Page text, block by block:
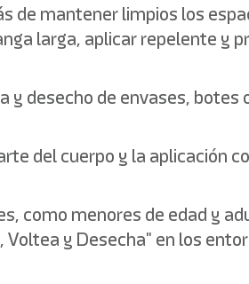
de mantener limpios los
larga, aplicar repelente y
desecho de envases, botes
del cuerpo y la aplicación
como menores de edad y
y Desecha" en los